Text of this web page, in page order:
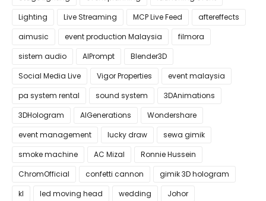
Lighting
Live Streaming MCP Live Feed
aftereffects
aimusic
event production Malaysia
filmora
sistem audio
AIPrompt
Blender3D
Social Media Live
Vigor Properties
event malaysia
pa system rental
sound system
3DAnimations
3DHologram
AIGenerations
Wondershare
event management
lucky draw
sewa gimik
smoke machine
AC Mizal
Ronnie Hussein
ChromOfficial
confetti cannon
gimik 3D hologram
kl
led moving head wedding
Johor